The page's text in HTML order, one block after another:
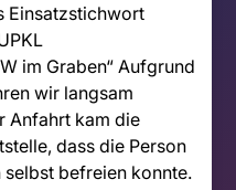
Einsatzstichwort
im Graben“ Aufgrund
wir langsam
Anfahrt kam die
dass die Person
befreien konnte.